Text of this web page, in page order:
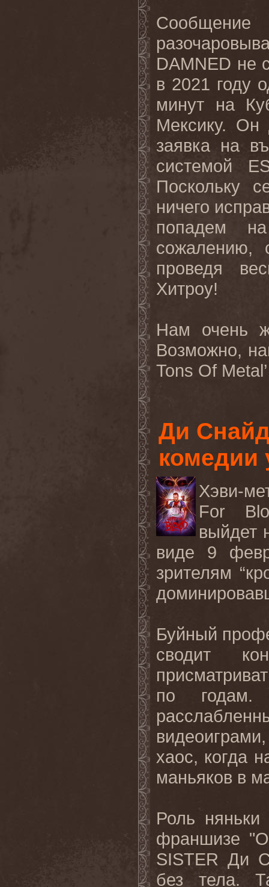
DAMNED не
в 2021 году
минут на
Мексику. Он
заявка на
системой
Поскольку
ничего
попадем
сожалению,
проведя
Хитроу!
Нам очень
Возможно,
Tons Of
Ди
комедии
Хэви-
For
выйдет
виде 9
зрителям
Буйный
сводит
по
хаос, когда
маньяков в
Роль
франшизе
SISTER Ди
без тела.